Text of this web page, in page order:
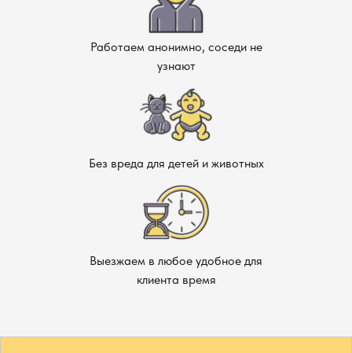
Работаем анонимно, соседи не
узнают
Без вреда для детей и животных
Выезжаем в любое удобное для
клиента время